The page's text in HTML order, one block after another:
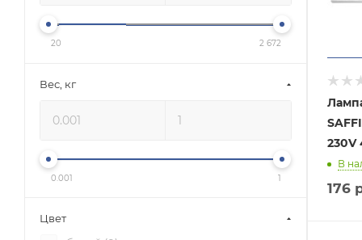
230V
В
176
20 2 672
Вес, кг
0.001 1
Цвет